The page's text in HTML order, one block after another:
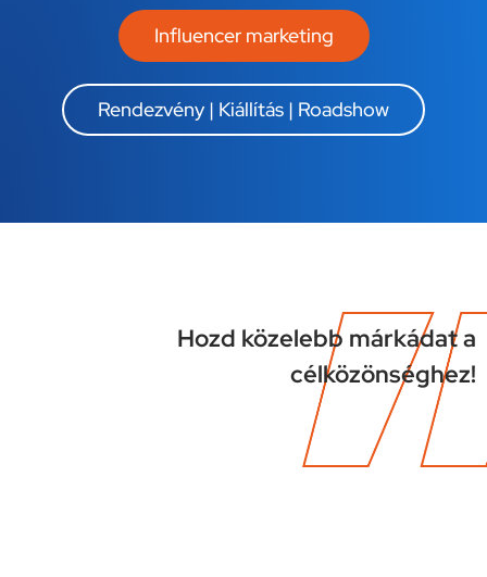
Influencer marketing​
Rendezvény | Kiállítás | Roadshow
Hozd közelebb márkádat a
célközönséghez!